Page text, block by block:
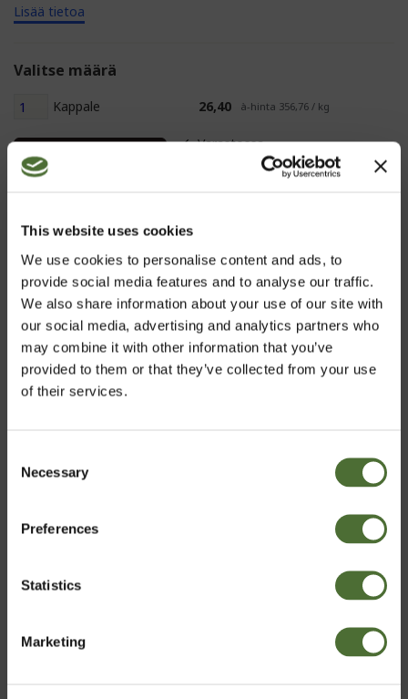
This website uses cookies
We use cookies to personalise content and ads, to
provide social media features and to analyse our traffic.
We also share information about your use of our site with
our social media, advertising and analytics partners who
may combine it with other information that you’ve
provided to them or that they’ve collected from your use
of their services.
Selection
Necessary
Preferences
Statistics
Marketing
Lisää tietoa
Valitse määrä
Kappale 26,40 à-hinta 356,76 / kg
Varastossa
KUVAUS
Koostumus sisältää ainutlaatuisen yhdistelmän raaka-
aineita ja laajan kirjon yrttiperäisiä ainesosia.
Maailman johtavien yrttiasiantuntijoiden kehittämä
tuote NeoLifen Tieteellisen neuvonantajaryhmän
ohjauksessa.
tärkein ateria" ei olekaan myytti. Joten syö hyvin,
päiväsi riippuu siitä!